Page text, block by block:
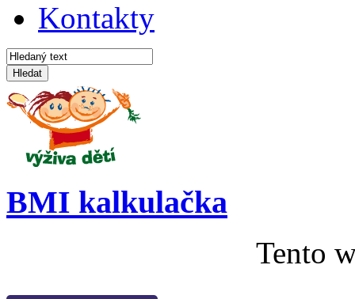
Kontakty
Hledat
BMI kalkulačka
Tento